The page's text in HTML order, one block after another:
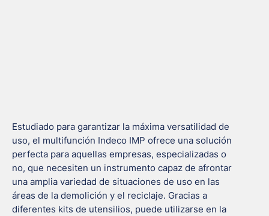
Estudiado para garantizar la máxima versatilidad de
uso, el multifunción Indeco IMP ofrece una solución
perfecta para aquellas empresas, especializadas o
no, que necesiten un instrumento capaz de afrontar
una amplia variedad de situaciones de uso en las
áreas de la demolición y el reciclaje. Gracias a
diferentes kits de utensilios, puede utilizarse en la